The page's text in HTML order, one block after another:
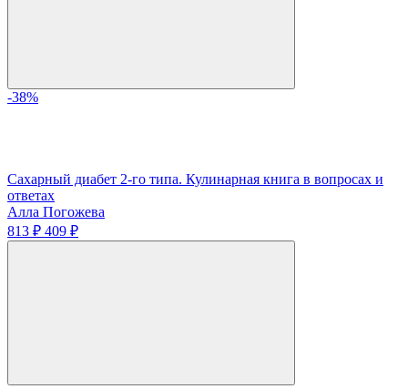
-38%
Сахарный диабет 2-го типа. Кулинарная книга в вопросах и
ответах
Алла Погожева
813 ₽ 409 ₽